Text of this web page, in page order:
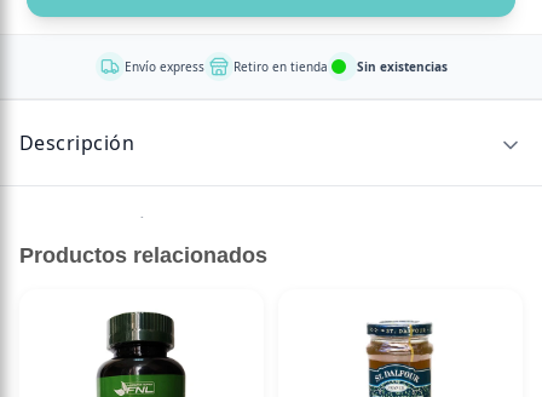
Envío express Retiro en tienda Sin existencias
Descripción
Sin descripción disponible.
Productos relacionados